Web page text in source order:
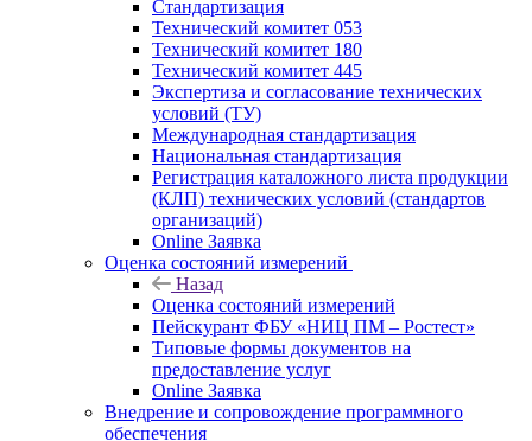
Стандартизация
Технический комитет 053
Технический комитет 180
Технический комитет 445
Экспертиза и согласование технических
условий (ТУ)
Международная стандартизация
Национальная стандартизация
Регистрация каталожного листа продукции
(КЛП) технических условий (стандартов
организаций)
Online Заявка
Оценка состояний измерений
Назад
Оценка состояний измерений
Пейскурант ФБУ «НИЦ ПМ – Ростест»
Типовые формы документов на
предоставление услуг
Online Заявка
Внедрение и сопровождение программного
обеспечения